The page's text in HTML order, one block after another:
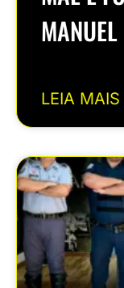
MANUEL
LEIA MAIS